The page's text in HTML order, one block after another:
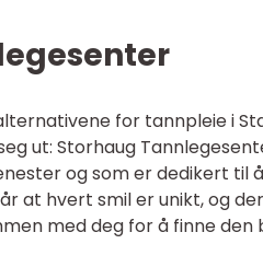
for tannpleie i
ut: Storhaug
og som er dedikert til
at hvert smil er unikt, og
med deg for å finne